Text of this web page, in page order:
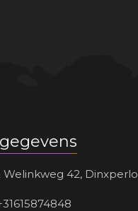
Welinkweg 42, Dinxperlo